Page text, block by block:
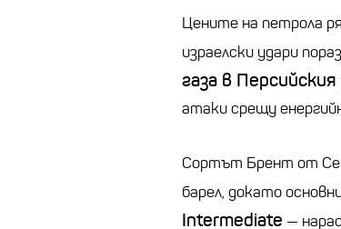
Цените на петрола
израелски удари
газа в Персийския
атаки срещу
Сортът Брент от
барел, докато
Intermediate —